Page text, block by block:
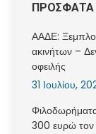
ΑΑΔΕ:
ακινήτων –
οφειλής
31 Ιουλίου,
300 ευρώ